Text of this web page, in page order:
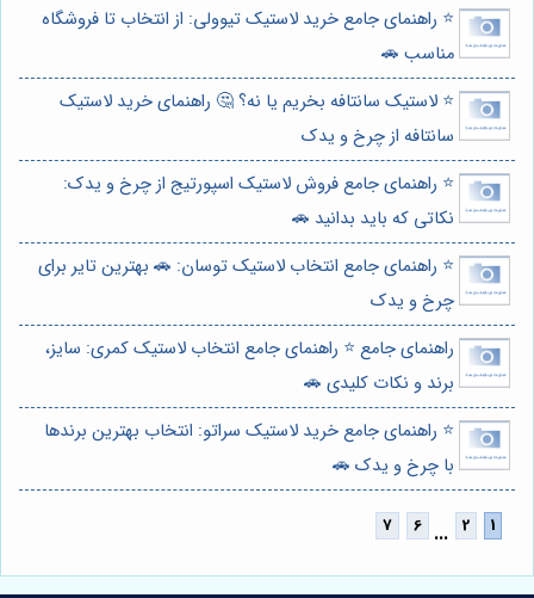
⭐️ راهنمای جامع خرید لاستیک تیوولی: از انتخاب تا فروشگاه
مناسب 🚗
⭐️ لاستیک سانتافه بخریم یا نه؟ 🤔 راهنمای خرید لاستیک
سانتافه از چرخ و یدک
⭐️ راهنمای جامع فروش لاستیک اسپورتیج از چرخ و یدک:
نکاتی که باید بدانید 🚗
⭐️ راهنمای جامع انتخاب لاستیک توسان: 🚗 بهترین تایر برای
چرخ و یدک
راهنمای جامع ⭐️ راهنمای جامع انتخاب لاستیک کمری: سایز،
برند و نکات کلیدی 🚗
⭐️ راهنمای جامع خرید لاستیک سراتو: انتخاب بهترین برندها
با چرخ و یدک 🚗
...